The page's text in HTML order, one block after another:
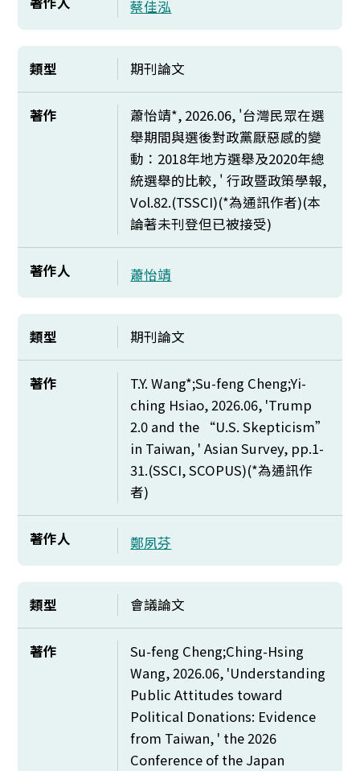
蔡佳泓
類型 期刊論文
著作
蕭怡靖*, 2026.06, '台灣民眾在選
舉期間與選後對政黨厭惡感的變
動：2018年地方選舉及2020年總
統選舉的比較, ' 行政暨政策學報,
Vol.82.(TSSCI)(*為通訊作者)(本
論著未刊登但已被接受)
著作人 蕭怡靖
類型 期刊論文
著作
T.Y. Wang*;Su-feng Cheng;Yi-
ching Hsiao, 2026.06, 'Trump
2.0 and the “U.S. Skepticism”
in Taiwan, ' Asian Survey, pp.1-
31.(SSCI, SCOPUS)(*為通訊作
者)
著作人 鄭夙芬
類型 會議論文
著作
Su-feng Cheng;Ching-Hsing
Wang, 2026.06, 'Understanding
Public Attitudes toward
Political Donations: Evidence
from Taiwan, ' the 2026
Conference of the Japan